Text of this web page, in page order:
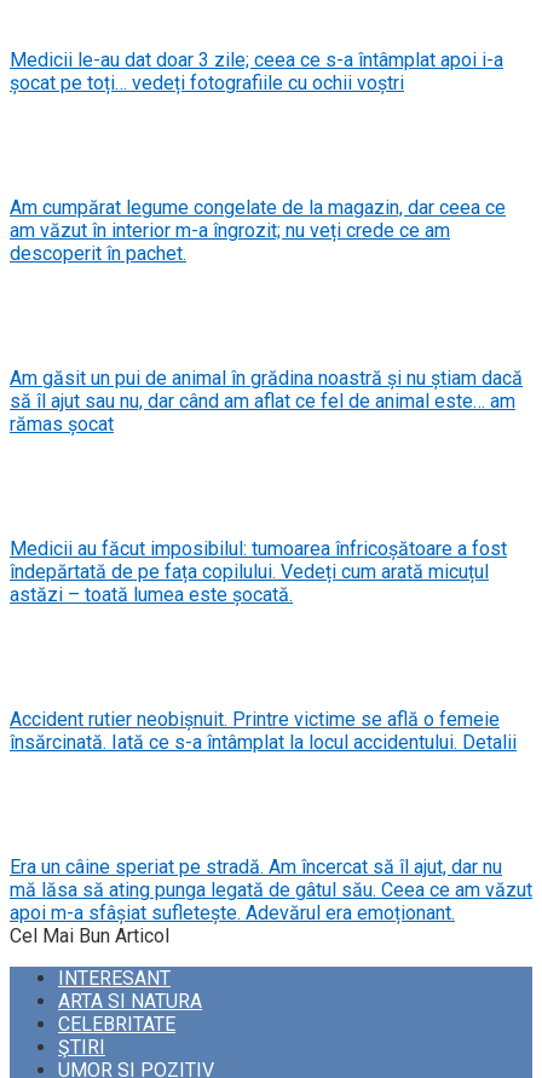
Medicii le-au dat doar 3 zile; ceea ce s-a întâmplat apoi i-a
șocat pe toți… vedeți fotografiile cu ochii voștri
Am cumpărat legume congelate de la magazin, dar ceea ce
am văzut în interior m-a îngrozit; nu veți crede ce am
descoperit în pachet.
Am găsit un pui de animal în grădina noastră și nu știam dacă
să îl ajut sau nu, dar când am aflat ce fel de animal este… am
rămas șocat
Medicii au făcut imposibilul: tumoarea înfricoșătoare a fost
îndepărtată de pe fața copilului. Vedeți cum arată micuțul
astăzi – toată lumea este șocată.
Accident rutier neobișnuit. Printre victime se află o femeie
însărcinată. Iată ce s-a întâmplat la locul accidentului. Detalii
Era un câine speriat pe stradă. Am încercat să îl ajut, dar nu
mă lăsa să ating punga legată de gâtul său. Ceea ce am văzut
apoi m-a sfâșiat sufletește. Adevărul era emoționant.
Cel Mai Bun Articol
INTERESANT
ARTA SI NATURA
CELEBRITATE
ŞTIRI
UMOR SI POZITIV